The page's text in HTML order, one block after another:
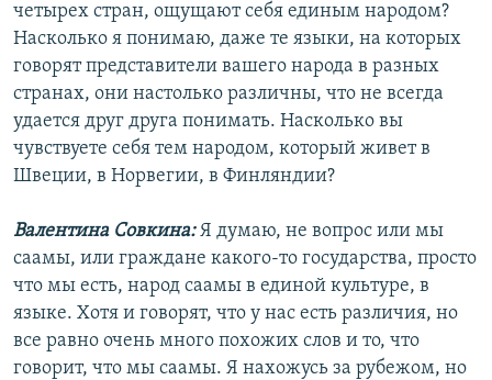
четырех стран, ощущают себя единым народом?
Насколько я понимаю, даже те языки, на которых
говорят представители вашего народа в разных
странах, они настолько различны, что не всегда
удается друг друга понимать. Насколько вы
чувствуете себя тем народом, который живет в
Швеции, в Норвегии, в Финляндии?
Валентина Совкина:Я думаю, не вопрос или мы
саамы, или граждане какого-то государства, просто
что мы есть, народ саамы в единой культуре, в
языке. Хотя и говорят, что у нас есть различия, но
все равно очень много похожих слов и то, что
говорит, что мы саамы. Я нахожусь за рубежом, но